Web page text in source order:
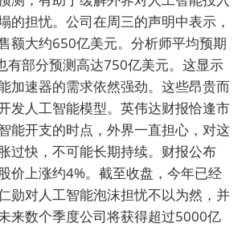
的担忧。公司在周三的声明中表示，
额大约650亿美元。分析师平均预期
有部分预测高达750亿美元。这显示
加速器的需求依然强劲。这些昂贵而
发人工智能模型。英伟达财报恰逢市
能开支的时点，外界一直担心，对这
过快，不可能长期持续。财报公布
价上涨约4%。截至收盘，今年已经
勋对人工智能泡沫担忧不以为然，并
来数个季度公司将获得超过5000亿